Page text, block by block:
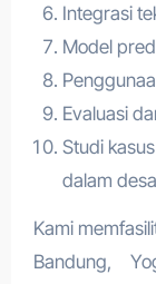
Integrasi
Model
Evaluasi
Studi
dalam
Kami
Bandung,